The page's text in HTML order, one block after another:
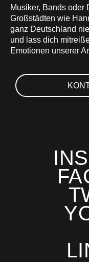
Musiker, Bands oder
Großstädten wie
ganz Deutschland
und lass dich
Emotionen unserer